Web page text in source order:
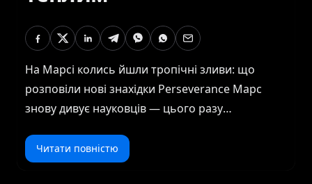
На Марсі колись йшли тропічні зливи: що
розповіли нові знахідки Perseverance Марс
знову дивує науковців — цього разу
минуле Червоної планети. Марсохід
Perseverance, що вже кілька років досліджує
Читати повністю